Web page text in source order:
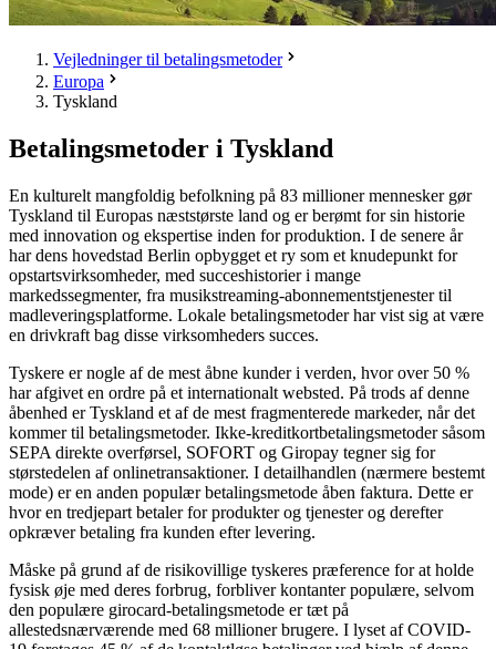
Vejledninger til betalingsmetoder
Europa
Tyskland
Betalingsmetoder i Tyskland
En kulturelt mangfoldig befolkning på 83 millioner mennesker gør
Tyskland til Europas næststørste land og er berømt for sin historie
med innovation og ekspertise inden for produktion. I de senere år
har dens hovedstad Berlin opbygget et ry som et knudepunkt for
opstartsvirksomheder, med succeshistorier i mange
markedssegmenter, fra musikstreaming-abonnementstjenester til
madleveringsplatforme. Lokale betalingsmetoder har vist sig at være
en drivkraft bag disse virksomheders succes.
Tyskere er nogle af de mest åbne kunder i verden, hvor over 50 %
har afgivet en ordre på et internationalt websted. På trods af denne
åbenhed er Tyskland et af de mest fragmenterede markeder, når det
kommer til betalingsmetoder. Ikke-kreditkortbetalingsmetoder såsom
SEPA direkte overførsel, SOFORT og Giropay tegner sig for
størstedelen af onlinetransaktioner. I detailhandlen (nærmere bestemt
mode) er en anden populær betalingsmetode åben faktura. Dette er
hvor en tredjepart betaler for produkter og tjenester og derefter
opkræver betaling fra kunden efter levering.
Måske på grund af de risikovillige tyskeres præference for at holde
fysisk øje med deres forbrug, forbliver kontanter populære, selvom
den populære girocard-betalingsmetode er tæt på
allestedsnærværende med 68 millioner brugere. I lyset af COVID-